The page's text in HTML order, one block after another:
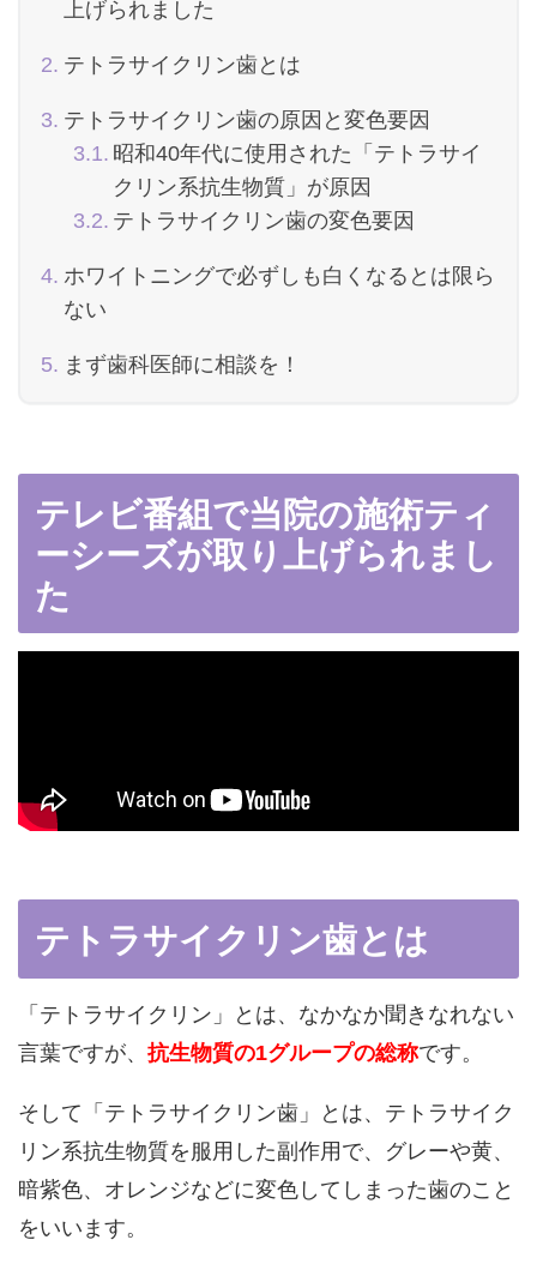
上げられました
テトラサイクリン歯とは
テトラサイクリン歯の原因と変色要因
昭和40年代に使用された「テトラサイ
クリン系抗生物質」が原因
テトラサイクリン歯の変色要因
ホワイトニングで必ずしも白くなるとは限ら
ない
まず歯科医師に相談を！
テレビ番組で当院の施術ティ
ーシーズが取り上げられまし
た
テトラサイクリン歯とは
「テトラサイクリン」とは、なかなか聞きなれない
言葉ですが、 抗生物質の1グループの総称です。
そして「テトラサイクリン歯」とは、テトラサイク
リン系抗生物質を服用した副作用で、グレーや黄、
暗紫色、オレンジなどに変色してしまった歯のこと
をいいます。